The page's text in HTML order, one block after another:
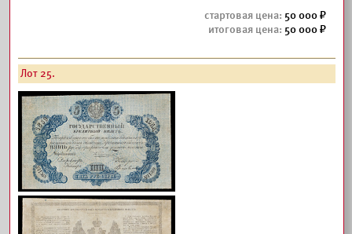
50 000
50 000
Лот 25.